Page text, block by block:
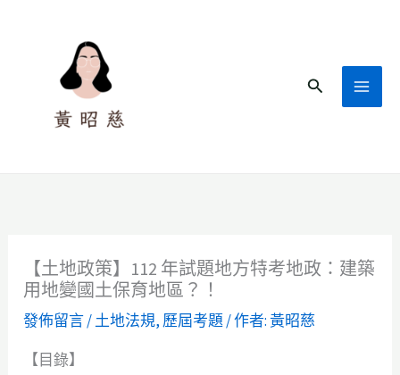
搜
【土地政策】112 年試題地方特考地政：建築
用地變國土保育地區？！
發佈留言/土地法規, 歷屆考題 / 作者:黃昭慈
【目錄】